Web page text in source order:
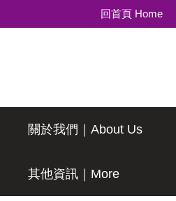
到
區
回首頁 Home
關於我們｜About Us
其他資訊｜More